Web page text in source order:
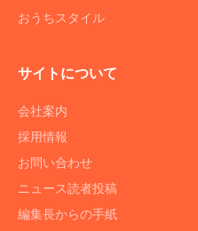
おうちスタイル
サイトについて
会社案内
採用情報
お問い合わせ
ニュース読者投稿
編集長からの手紙